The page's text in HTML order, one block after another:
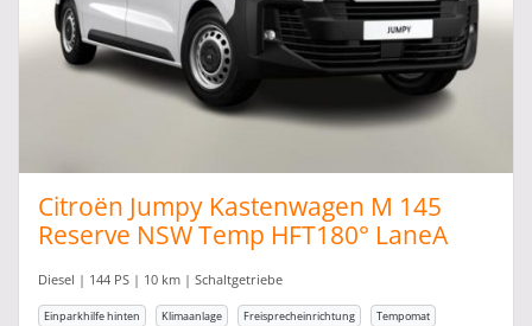
Citroën Jumpy Kastenwagen M 145
Reserve NSW Temp HFT180° LaneA
Diesel | 144 PS | 10 km | Schaltgetriebe
Einparkhilfe hinten Klimaanlage Freisprecheinrichtung Tempomat